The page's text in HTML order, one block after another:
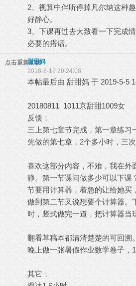
2、视算中伴听停掉凡尔纳这种
好静心。
3、下课再过去大致看一下完成
必要的搭话。
点击重新加载
甜甜妈
2018-8-12 20:24:08
本帖最后由 甜甜妈 于 2019-5-5
20180811 1011京甜甜1009女
反馈：
三上第七章节完成，第一章练习
先做的第七章，2个多小时，三次
喜欢这部分内容，不难，我在外
静。第一节课问做多少可以下课
节要用计算器，着急的让给她买
做到第二节又说想要个计算器。
时，竖式做完一道，把计算器当
翻看草稿本都清清楚楚的可回溯。
晚上做一张暑假作业数学卷子，
其它：